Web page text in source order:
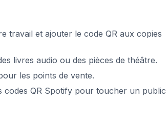
travail et ajouter le code QR aux copies
livres audio ou des pièces de théâtre.
les points de vente.
codes QR Spotify pour toucher un public